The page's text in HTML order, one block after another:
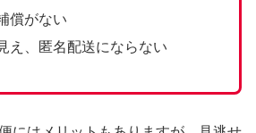
償がない
え、匿名配送にならない